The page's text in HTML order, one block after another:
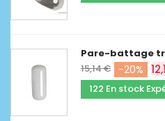
Pare-battage
15,14 €
-20%
122 En stock